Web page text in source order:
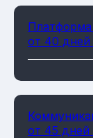
от 40
от 45 дней